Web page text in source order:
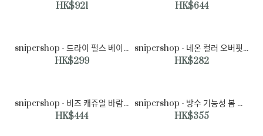
HK$921
HK$644
snipershop - 드라이 펄스 베이직 실드 자켓♡韓國男裝外套
HK$299
snipershop - 네온 컬러 오버핏 티셔츠♡韓國男裝上衣
HK$282
snipershop - 비즈 캐쥬얼 바람막이 자켓♡韓國男裝外套
HK$444
snipershop - 방수 기능성 봄 환절기 바람막이 자켓♡韓國男裝外套
HK$355